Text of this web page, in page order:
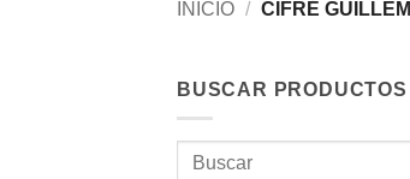
INICIO / CIFRÉ GUILLEM
BUSCAR PRODUCTOS
Buscar